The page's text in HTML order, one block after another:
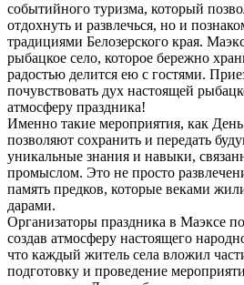
событийного туризма, который
отдохнуть и развлечься, но и
традициями Белозерского края.
рыбацкое село, которое бережно
радостью делится ею с гостями.
почувствовать дух настоящей
атмосферу праздника!
Именно такие мероприятия, как
позволяют сохранить и передать
уникальные знания и навыки,
промыслом. Это не просто
память предков, которые веками
дарами.
Организаторы праздника в Маэксе
создав атмосферу настоящего
что каждый житель села вложил
подготовку и проведение